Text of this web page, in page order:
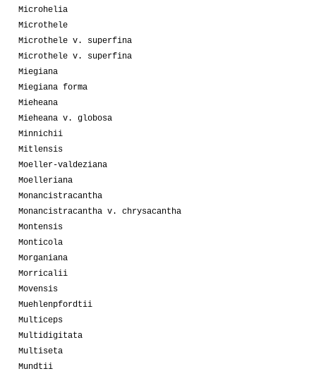
Microhelia
Microthele
Microthele v. superfina
Microthele v. superfina
Miegiana
Miegiana forma
Mieheana
Mieheana v. globosa
Minnichii
Mitlensis
Moeller-valdeziana
Moelleriana
Monancistracantha
Monancistracantha v. chrysacantha
Montensis
Monticola
Morganiana
Morricalii
Movensis
Muehlenpfordtii
Multiceps
Multidigitata
Multiseta
Mundtii